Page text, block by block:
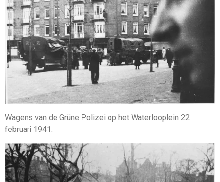
Wagens van de Grüne Polizei op het Waterlooplein 22
februari 1941.